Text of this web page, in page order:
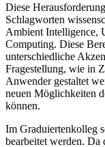
Diese
Schlagworten
Ambient Intelligence,
Computing. Diese
unterschiedliche
Fragestellung, wie in
Anwender gestaltet
neuen Möglichkeiten
können.
Im Graduiertenkolleg
bearbeitet werden. Da